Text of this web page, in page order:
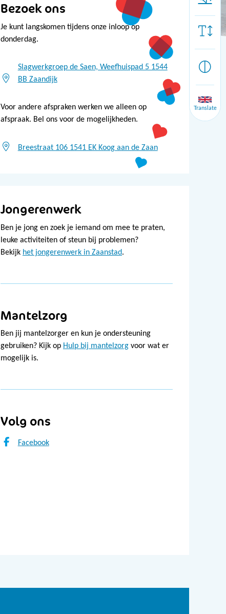
Translate
Bezoek ons
Je kunt langskomen tijdens onze inloop op
donderdag.
Slagwerkgroep de Saen, Weefhuispad 5 1544
BB Zaandijk
Voor andere afspraken werken we alleen op
afspraak. Bel ons voor de mogelijkheden.
Breestraat 106 1541 EK Koog aan de Zaan
Jongerenwerk
Ben je jong en zoek je iemand om mee te praten,
leuke activiteiten of steun bij problemen?
Bekijk het jongerenwerk in Zaanstad.
Mantelzorg
Ben jij mantelzorger en kun je ondersteuning
gebruiken? Kijk op Hulp bij mantelzorg voor wat er
mogelijk is.
Volg ons
Facebook